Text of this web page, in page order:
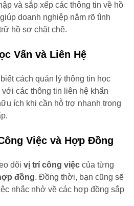
và sắp xếp các thông tin về hồ
doanh nghiệp nắm rõ tình
hồ sơ chặt chẽ.
Vấn và Liên Hệ
cách quản lý thông tin học
các thông tin liên hệ khẩn
ích khi cần hỗ trợ nhanh trong
Việc và Hợp Đồng
dõi vị trí công việccủa từng
đồng. Đồng thời, bạn cũng sẽ
nhắc nhở về các hợp đồng sắp